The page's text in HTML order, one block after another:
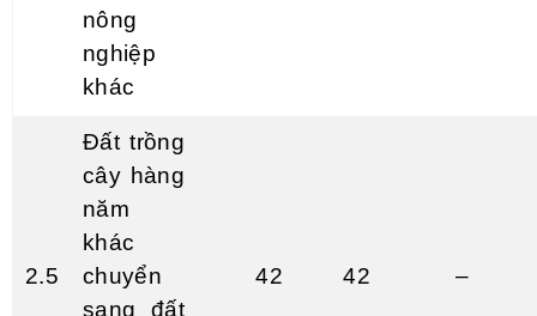
nông
nghiệp
khác
2.5
Đất trồng
cây hàng
năm
khác
chuyển
sang đất
42 42 –